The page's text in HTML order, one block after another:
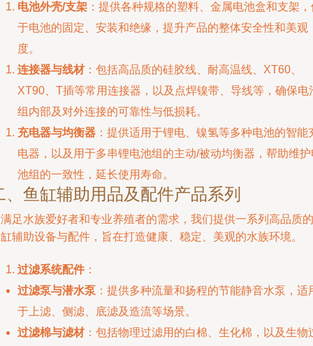
电池外壳/支架 ：提供各种规格的塑料、金属电池盒和支架
于电池的固定、安装和绝缘，提升产品的整体安全性和美观
度。
连接器与线材：包括高品质的硅胶线、耐高温线、XT60、
XT90、T插等常用连接器，以及点焊镍带、导线等，确保电
组内部及对外连接的可靠性与低损耗。
充电器与均衡器 ：提供适用于锂电、镍氢等多种电池的智能
电器，以及用于多串锂电池组的主动/被动均衡器，帮助维护
池组的一致性，延长使用寿命。
、鱼缸辅助用品及配件产品系列
足水族爱好者和专业养殖者的需求，我们提供一系列高品质的
辅助设备与配件，旨在打造健康、稳定、美观的水族环境。
过滤系统配件：
过滤泵与潜水泵 ：提供多种流量和扬程的节能静音水泵，适
于上滤、侧滤、底滤及造流等场景。
过滤棉与滤材：包括物理过滤用的白棉、生化棉，以及生物